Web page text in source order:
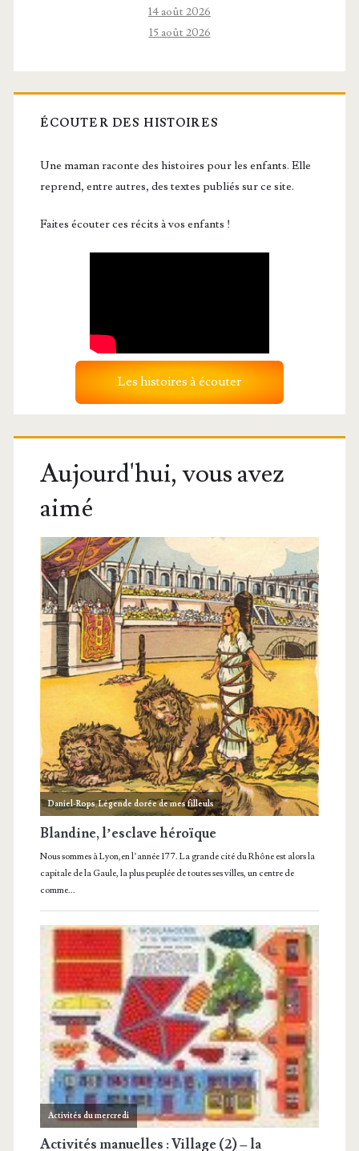
14 août 2026
15 août 2026
ÉCOUTER DES HISTOIRES
Une maman raconte des histoires pour les enfants. Elle
reprend, entre autres, des textes publiés sur ce site.
Faites écouter ces récits à vos enfants !
Les histoires à écouter
Aujourd'hui, vous avez
aimé